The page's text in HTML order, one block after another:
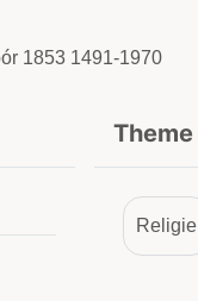
1853 1491-1970
Theme
Religie